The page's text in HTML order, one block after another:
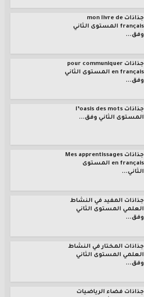
جذاذات mon livre de
français المستوى الثاني
وفق...
جذاذات pour communiquer
en français المستوى الثاني
وفق...
جذاذات l’oasis des mots
المستوى الثاني وفق...
جذاذات Mes apprentissages
en français المستوى
الثاني...
جذاذات المفيد في النشاط
العلمي المستوى الثاني
وفق...
جذاذات المختار في النشاط
العلمي المستوى الثاني
وفق...
جذاذات فضاء الرياضيات